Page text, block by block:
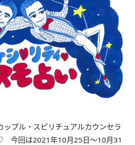
プル・スピリチュアルカウンセラ
今回は2021年10月25日〜10月31